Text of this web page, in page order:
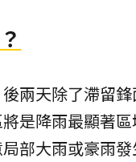
兩天除了滯留
是降雨最顯著
部大雨或豪雨